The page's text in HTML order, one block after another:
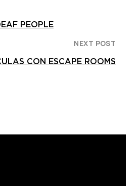
PEOPLE
NEXT POST
CON ESCAPE ROOMS